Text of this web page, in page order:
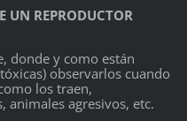
UN REPRODUCTOR
donde y como están
observarlos cuando
los traen,
animales agresivos, etc.